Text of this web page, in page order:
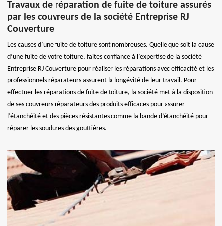
Travaux de réparation de fuite de toiture assurés
par les couvreurs de la société Entreprise RJ
Couverture
Les causes d’une fuite de toiture sont nombreuses. Quelle que soit la cause
d’une fuite de votre toiture, faites confiance à l’expertise de la société
Entreprise RJ Couverture pour réaliser les réparations avec efficacité et les
professionnels réparateurs assurent la longévité de leur travail. Pour
effectuer les réparations de fuite de toiture, la société met à la disposition
de ses couvreurs réparateurs des produits efficaces pour assurer
l’étanchéité et des pièces résistantes comme la bande d’étanchéité pour
réparer les soudures des gouttières.